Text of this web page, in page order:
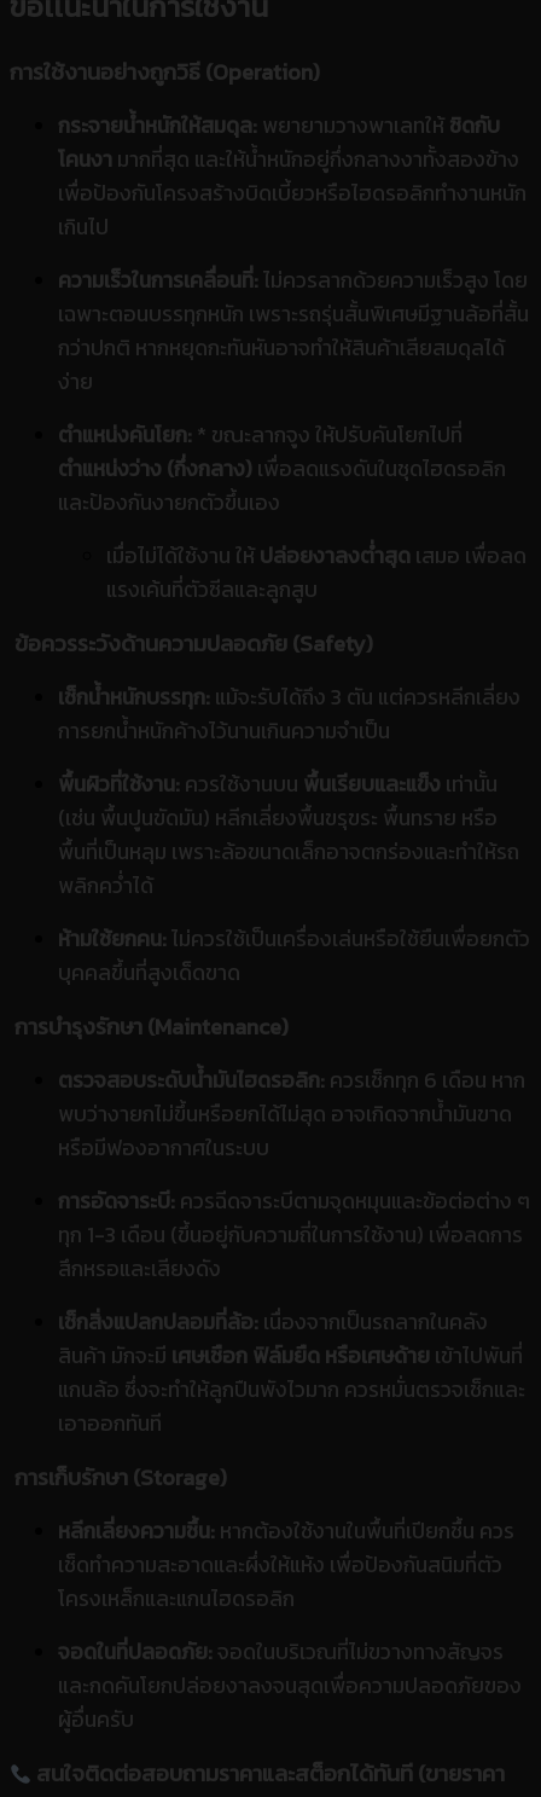
การใช้งานอย่างถูกวิธี (Operation)
กระจายน้ำหนักให้สมดุล: พยายามวางพาเลทให้ชิดกับ
โคนงา มากที่สุด และให้น้ำหนักอยู่กึ่งกลางงาทั้งสองข้าง
เพื่อป้องกันโครงสร้างบิดเบี้ยวหรือไฮดรอลิกทำงานหนัก
เกินไป
ความเร็วในการเคลื่อนที่:ไม่ควรลากด้วยความเร็วสูง โดย
เฉพาะตอนบรรทุกหนัก เพราะรถรุ่นสั้นพิเศษมีฐานล้อที่สั้น
กว่าปกติ หากหยุดกะทันหันอาจทำให้สินค้าเสียสมดุลได้
ง่าย
ตำแหน่งคันโยก: * ขณะลากจูง ให้ปรับคันโยกไปที่
ตำแหน่งว่าง (กึ่งกลาง) เพื่อลดแรงดันในชุดไฮดรอลิก
และป้องกันงายกตัวขึ้นเอง
เมื่อไม่ได้ใช้งาน ให้ปล่อยงาลงต่ำสุด เสมอ เพื่อลด
แรงเค้นที่ตัวซีลและลูกสูบ
ข้อควรระวังด้านความปลอดภัย (Safety)
เช็กน้ำหนักบรรทุก: แม้จะรับได้ถึง 3 ตัน แต่ควรหลีกเลี่ยง
การยกน้ำหนักค้างไว้นานเกินความจำเป็น
พื้นผิวที่ใช้งาน: ควรใช้งานบน พื้นเรียบและแข็ง เท่านั้น
(เช่น พื้นปูนขัดมัน) หลีกเลี่ยงพื้นขรุขระ พื้นทราย หรือ
พื้นที่เป็นหลุม เพราะล้อขนาดเล็กอาจตกร่องและทำให้รถ
พลิกคว่ำได้
ห้ามใช้ยกคน:ไม่ควรใช้เป็นเครื่องเล่นหรือใช้ยืนเพื่อยกตัว
บุคคลขึ้นที่สูงเด็ดขาด
การบำรุงรักษา (Maintenance)
ตรวจสอบระดับน้ำมันไฮดรอลิก: ควรเช็กทุก 6 เดือน หาก
พบว่างายกไม่ขึ้นหรือยกได้ไม่สุด อาจเกิดจากน้ำมันขาด
หรือมีฟองอากาศในระบบ
การอัดจาระบี: ควรฉีดจาระบีตามจุดหมุนและข้อต่อต่าง ๆ
ทุก 1-3 เดือน (ขึ้นอยู่กับความถี่ในการใช้งาน) เพื่อลดการ
สึกหรอและเสียงดัง
เช็กสิ่งแปลกปลอมที่ล้อ: เนื่องจากเป็นรถลากในคลัง
สินค้า มักจะมี เศษเชือก ฟิล์มยืด หรือเศษด้าย เข้าไปพันที่
แกนล้อ ซึ่งจะทำให้ลูกปืนพังไวมาก ควรหมั่นตรวจเช็กและ
เอาออกทันที
การเก็บรักษา (Storage)
หลีกเลี่ยงความชื้น: หากต้องใช้งานในพื้นที่เปียกชื้น ควร
เช็ดทำความสะอาดและผึ่งให้แห้ง เพื่อป้องกันสนิมที่ตัว
โครงเหล็กและแกนไฮดรอลิก
จอดในที่ปลอดภัย: จอดในบริเวณที่ไม่ขวางทางสัญจร
และกดคันโยกปล่อยงาลงจนสุดเพื่อความปลอดภัยของ
ผู้อื่นครับ
สนใจติดต่อสอบถามราคาและสต็อกได้ทันที (ขายราคา